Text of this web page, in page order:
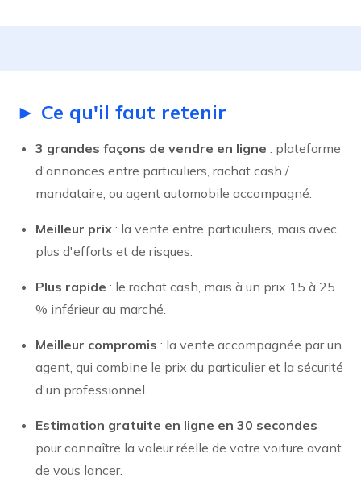
► Ce qu'il faut retenir
3 grandes façons de vendre en ligne : plateforme
d'annonces entre particuliers, rachat cash /
mandataire, ou agent automobile accompagné.
Meilleur prix : la vente entre particuliers, mais avec
plus d'efforts et de risques.
Plus rapide : le rachat cash, mais à un prix 15 à 25
% inférieur au marché.
Meilleur compromis : la vente accompagnée par un
agent, qui combine le prix du particulier et la sécurité
d'un professionnel.
Estimation gratuite en ligne en 30 secondes
pour connaître la valeur réelle de votre voiture avant
de vous lancer.